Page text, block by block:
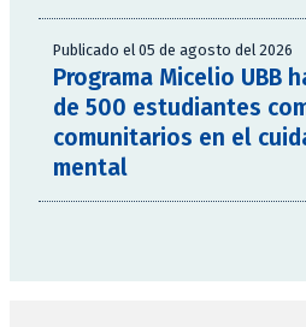
Publicado el 05 de agosto del 2026
Programa Micelio UBB
de 500 estudiantes
comunitarios en el
mental